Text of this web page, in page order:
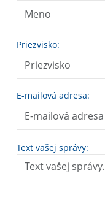
Priezvisko:
E-mailová adresa:
Text vašej správy: